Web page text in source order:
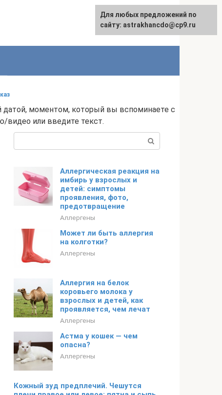
датой, моментом, который вы вспоминаете с
видео или введите текст.
Аллергическая реакция на
имбирь у взрослых и
детей: симптомы
проявления, фото,
предотвращение
Аллергены
Может ли быть аллергия
на колготки?
Аллергены
Аллергия на белок
коровьего молока у
взрослых и детей, как
проявляется, чем лечат
Аллергены
Астма у кошек — чем
опасна?
Аллергены
Кожный зуд предплечий. Чешутся
Для любых предложений по
сайту: astrakhancdo@cp9.ru